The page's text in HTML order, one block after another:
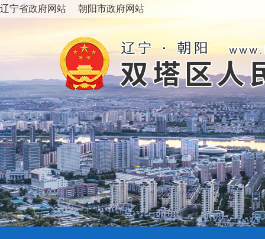
辽宁省政府网站 朝阳市政府网站